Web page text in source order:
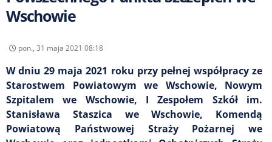
Wschowie
pon., 31 maja 2021 08:18
W dniu 29 maja 2021 roku przy pełnej współpracy ze
Starostwem Powiatowym we Wschowie, Nowym
Szpitalem we Wschowie, I Zespołem Szkół im.
Stanisława Staszica we Wschowie, Komendą
Powiatową Państwowej Straży Pożarnej we